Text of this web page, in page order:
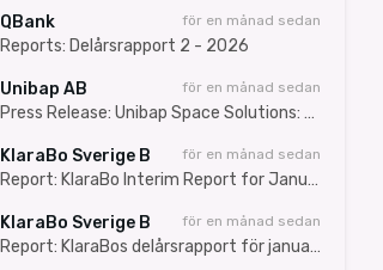
QBank för en månad sedan
Reports: Delårsrapport 2 - 2026
Unibap AB för en månad sedan
Press Release: Unibap Space Solutions: Affärsuppdatering efter Q2 2026
KlaraBo Sverige B för en månad sedan
Report: KlaraBo Interim Report for January-June 2026: Improved net operating income and income from property management
KlaraBo Sverige B för en månad sedan
Report: KlaraBos delårsrapport för januari-juni 2026: Förbättrat driftnetto och förvaltningsresultat